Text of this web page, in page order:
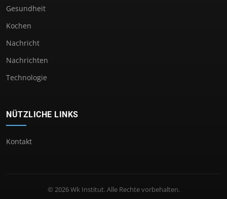
Gesundheit
Kochen
Nachricht
Nachrichten
Technologie
NÜTZLICHE LINKS
Kontakt
© 2026 Wk Institut. Alle Rechte vorbehalten.